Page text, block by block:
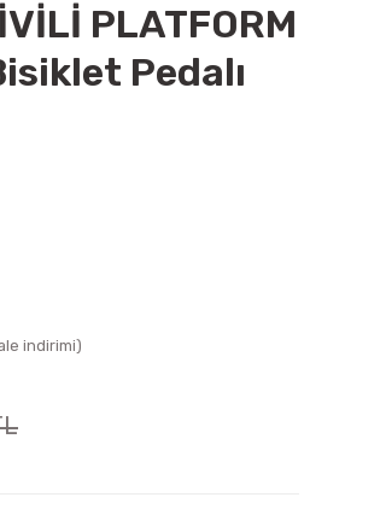
PLATFORM
Pedalı
indirimi)